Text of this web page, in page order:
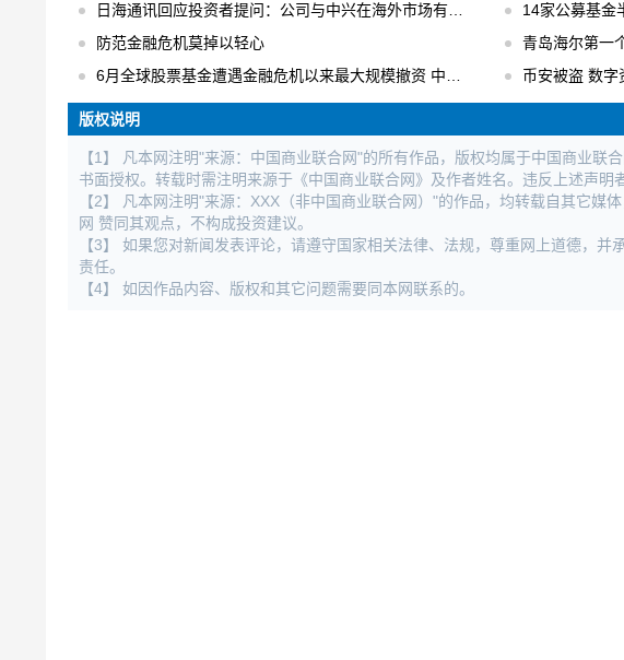
日海通讯回应投资者提问：公司与中兴在海外市场有合作
14家公募基金
防范金融危机莫掉以轻心
青岛海尔第一个吃
6月全球股票基金遭遇金融危机以来最大规模撤资 中国不减反增
币安被盗 数
版权说明
【1】 凡本网注明"来源：中国商业联合网"的所有作品，版权均属于中国商业联
书面授权。转载时需注明来源于《中国商业联合网》及作者姓名。违反上述声明
【2】 凡本网注明"来源：XXX（非中国商业联合网）"的作品，均转载自其它媒
网 赞同其观点，不构成投资建议。
【3】 如果您对新闻发表评论，请遵守国家相关法律、法规，尊重网上道德，
责任。
【4】 如因作品内容、版权和其它问题需要同本网联系的。